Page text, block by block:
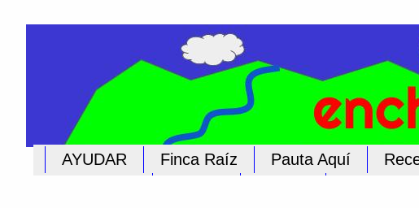
AYUDAR Finca Raíz Pauta Aquí